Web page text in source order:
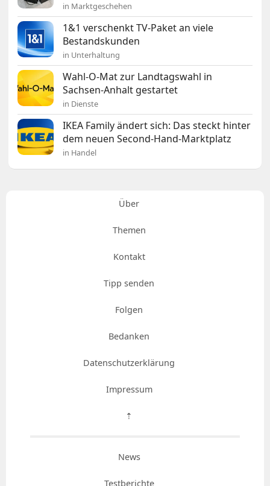
in Marktgeschehen
1&1 verschenkt TV-Paket an viele
Bestandskunden
in Unterhaltung
Wahl-O-Mat zur Landtagswahl in
Sachsen-Anhalt gestartet
in Dienste
IKEA Family ändert sich: Das steckt hinter
dem neuen Second-Hand-Marktplatz
in Handel
Über
Themen
Kontakt
Tipp senden
Folgen
Bedanken
Datenschutzerklärung
Impressum
⇡
News
Testberichte